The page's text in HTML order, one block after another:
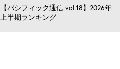
【パシフィック通信 vol.18】2026年
上半期ランキング